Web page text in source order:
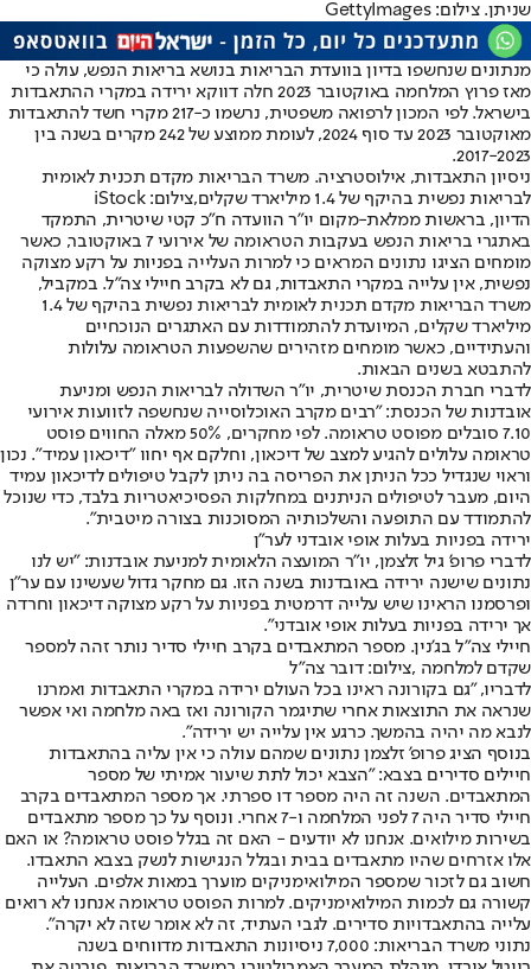
שניתן. צילום: GettyImages
מנתונים שנחשפו בדיון בוועדת הבריאות בנושא בריאות הנפש, עולה כי
מאז פרוץ המלחמה באוקטובר 2023 חלה דווקא ירידה במקרי ההתאבדות
בישראל. לפי המכון לרפואה משפטית, נרשמו כ-217 מקרי חשד להתאבדות
מאוקטובר 2023 עד סוף 2024, לעומת ממוצע של 242 מקרים בשנה בין
2017-2023.
ניסיון התאבדות, אילוסטרציה. משרד הבריאות מקדם תכנית לאומית
לבריאות נפשית בהיקף של 1.4 מיליארד שקלים,צילום: iStock
הדיון, בראשות ממלאת-מקום יו"ר הוועדה ח"כ קטי שיטרית, התמקד
באתגרי בריאות הנפש בעקבות הטראומה של אירועי 7 באוקטובר, כאשר
מומחים הציגו נתונים המראים כי למרות העלייה בפניות על רקע מצוקה
נפשית, אין עלייה במקרי התאבדות, גם לא בקרב חיילי צה"ל. במקביל,
משרד הבריאות מקדם תכנית לאומית לבריאות נפשית בהיקף של 1.4
מיליארד שקלים, המיועדת להתמודדות עם האתגרים הנוכחיים
והעתידיים, כאשר מומחים מזהירים שהשפעות הטראומה עלולות
להתבטא בשנים הבאות.
לדברי חברת הכנסת שיטרית, יו"ר השדולה לבריאות הנפש ומניעת
אובדנות של הכנסת: "רבים מקרב האוכלוסייה שנחשפה לזוועות אירועי
7.10 סובלים מפוסט טראומה. לפי מחקרים, 50% מאלה החווים פוסט
טראומה עלולים להגיע למצב של דיכאון, וחלקם אף יחוו ״דיכאון עמיד". נכון
וראוי שנגדיל ככל הניתן את הפריסה בה ניתן לקבל טיפולים לדיכאון עמיד
היום, מעבר לטיפולים הניתנים במחלקות הפסיכיאטריות בלבד, כדי שנוכל
להתמודד עם התופעה והשלכותיה המסוכנות בצורה מיטבית".
ירידה בפניות בעלות אופי אובדני לער"ן
לדברי פרופ' גיל זלצמן, יו"ר המועצה הלאומית למניעת אובדנות: "יש לנו
נתונים שישנה ירידה באובדנות בשנה הזו. גם מחקר גדול שעשינו עם ער"ן
ופרסמנו הראינו שיש עלייה דרמטית בפניות על רקע מצוקה דיכאון וחרדה
אך ירידה בפניות בעלות אופי אובדני".
חיילי צה"ל בג'נין. מספר המתאבדים בקרב חיילי סדיר נותר זהה למספר
שקדם למלחמה ,צילום: דובר צה"ל
לדבריו, "גם בקורונה ראינו בכל העולם ירידה במקרי התאבדות ואמרנו
שנראה את התוצאות אחרי שתיגמר הקורונה ואז באה מלחמה ואי אפשר
לנבא מה יהיה בהמשך. כרגע אין עלייה יש ירידה".
בנוסף הציג פרופ' זלצמן נתונים שמהם עולה כי אין עליה בהתאבדות
חיילים סדירים בצבא: "הצבא יכול לתת שיעור אמיתי של מספר
המתאבדים. השנה זה היה מספר דו ספרתי. אך מספר המתאבדים בקרב
חיילי סדיר היה 7 לפני המלחמה ו-7 אחרי. ונוסף על כך מספר מתאבדים
בשירות מילואים. אנחנו לא יודעים - האם זה בגלל פוסט טראומה? או האם
אלו אזרחים שהיו מתאבדים בבית ובגלל הנגישות לנשק בצבא התאבדו.
חשוב גם לזכור שמספר המילואימניקים מוערך במאות אלפים. העלייה
קשורה גם לכמות המילואימניקים. למרות הפוסט טראומה אנחנו לא רואים
עלייה בהתאבדויות סדירים. לגבי העתיד, זה לא אומר שזה לא יקרה".
נתוני משרד הבריאות: 7,000 ניסיונות התאבדות מדווחים בשנה